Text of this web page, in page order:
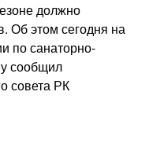
должно
Об этом сегодня на
по санаторно-
сообщил
совета РК